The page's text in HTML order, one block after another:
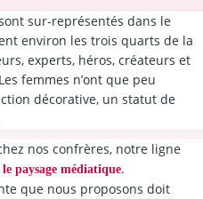
sur-représentés dans le
environ les trois quarts de la
experts, héros, créateurs et
femmes n’ont que peu
décorative, un statut de
nos confrères, notre ligne
paysage médiatique.
que nous proposons doit